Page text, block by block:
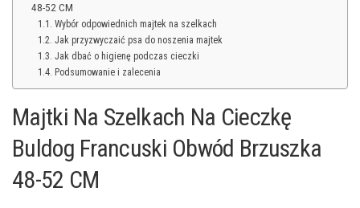
48-52 CM
Wybór odpowiednich majtek na szelkach
Jak przyzwyczaić psa do noszenia majtek
Jak dbać o higienę podczas cieczki
Podsumowanie i zalecenia
Majtki Na Szelkach Na Cieczkę
Buldog Francuski Obwód Brzuszka
48-52 CM